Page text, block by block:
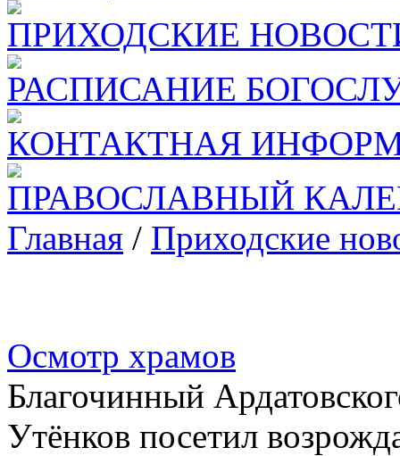
ПРИХОДСКИЕ
РАСПИСАНИЕ
КОНТАКТНАЯ
ПРАВОСЛАВНЫЙ
Главная / Приходские
Осмотр храмов
Благочинный
Утёнков посетил